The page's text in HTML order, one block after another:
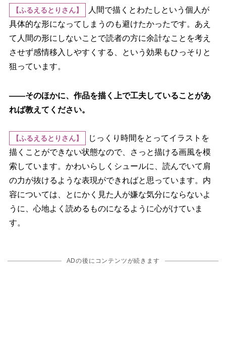
【ふるえるとりさん】
人間で描くとわたしという個人が
具体的な形になってしまうのも避けたかったです。あえ
て人間の形にしないことで読者の方に余計なことを考え
させず感情移入しやすくする、という効果もひっそりと
狙っています。
――そのほかに、作品を描く上で工夫していることがあ
れば教えてください。
【ふるえるとりさん】
じっくり時間をとってイラストを
描くことができない状態なので、さっと描ける画風を模
索しています。かわいらしくシュールに、読んでいて肩
の力が抜けるような表現ができればと思っています。内
容については、とにかく見た人が嫌な気分にならないよ
うに、心地よく読めるものになるように心がけていま
す。
ADの後にコンテンツが続きます